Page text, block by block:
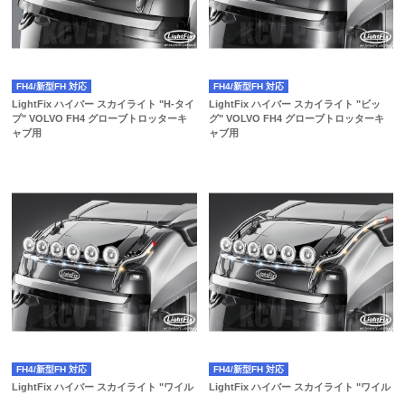
FH4/新型FH 対応
LightFix ハイバー スカイライト "H-タイ
プ" VOLVO FH4 グローブトロッターキ
ャブ用
FH4/新型FH 対応
LightFix ハイバー スカイライト "ビッ
グ" VOLVO FH4 グローブトロッターキ
ャブ用
FH4/新型FH 対応
LightFix ハイバー スカイライト "ワイル
FH4/新型FH 対応
LightFix ハイバー スカイライト "ワイル